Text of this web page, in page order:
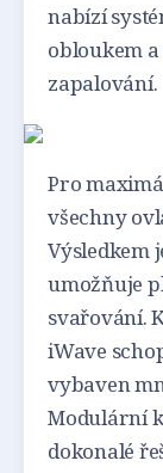
nabízí
obloukem
zapalování.
Pro
všechny
Výsledkem
umožňuje
svařování.
iWave
vybaven
Modulární
dokonalé